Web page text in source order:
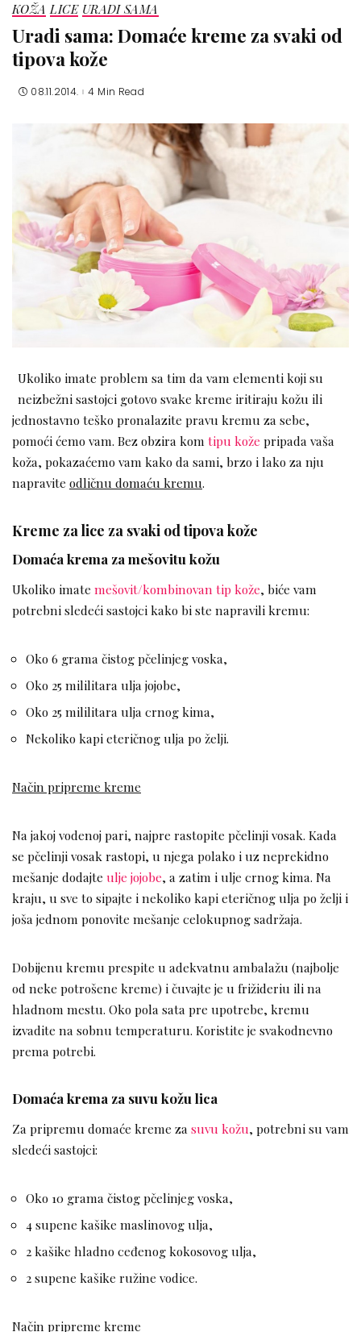
KOŽA LICE URADI SAMA
Uradi sama: Domaće kreme za svaki od
tipova kože
08.11.2014. 4 Min Read
Ukoliko imate problem sa tim da vam elementi koji su
neizbežni sastojci gotovo svake kreme iritiraju kožu ili
jednostavno teško pronalazite pravu kremu za sebe,
pomoći ćemo vam. Bez obzira kom tipu kože pripada vaša
koža, pokazaćemo vam kako da sami, brzo i lako za nju
napravite odličnu domaću kremu.
Kreme za lice za svaki od tipova kože
Domaća krema za mešovitu kožu
Ukoliko imate mešovit/kombinovan tip kože, biće vam
potrebni sledeći sastojci kako bi ste napravili kremu:
Oko 6 grama čistog pčelinjeg voska,
Oko 25 mililitara ulja jojobe,
Oko 25 mililitara ulja crnog kima,
Nekoliko kapi eteričnog ulja po želji.
Način pripreme kreme
Na jakoj vodenoj pari, najpre rastopite pčelinji vosak. Kada
se pčelinji vosak rastopi, u njega polako i uz neprekidno
mešanje dodajte ulje jojobe, a zatim i ulje crnog kima. Na
kraju, u sve to sipajte i nekoliko kapi eteričnog ulja po želji i
joša jednom ponovite mešanje celokupnog sadržaja.
Dobijenu kremu prespite u adekvatnu ambalažu (najbolje
od neke potrošene kreme) i čuvajte je u frižideriu ili na
hladnom mestu. Oko pola sata pre upotrebe, kremu
izvadite na sobnu temperaturu. Koristite je svakodnevno
prema potrebi.
Domaća krema za suvu kožu lica
Za pripremu domaće kreme za suvu kožu, potrebni su vam
sledeći sastojci:
Oko 10 grama čistog pčelinjeg voska,
4 supene kašike maslinovog ulja,
2 kašike hladno ceđenog kokosovog ulja,
2 supene kašike ružine vodice.
Način pripreme kreme